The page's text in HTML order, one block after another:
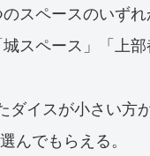
スペースのいずれ
スペース」「上
ダイスが小さい方
んでもらえる。